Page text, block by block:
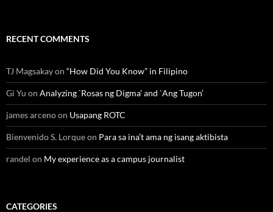
RECENT COMMENTS
TJ Magsakayon “How Did You Know” in Filipino
Gi Yu on Analyzing `Rosas ng Digma’ and `Ang Tugon’
james arcenoon Usapang ROTC
Bienvenido S. Lorqueon Para sa ina’t ama ng isang aktibista
randel on My experience as a campus journalist
CATEGORIES